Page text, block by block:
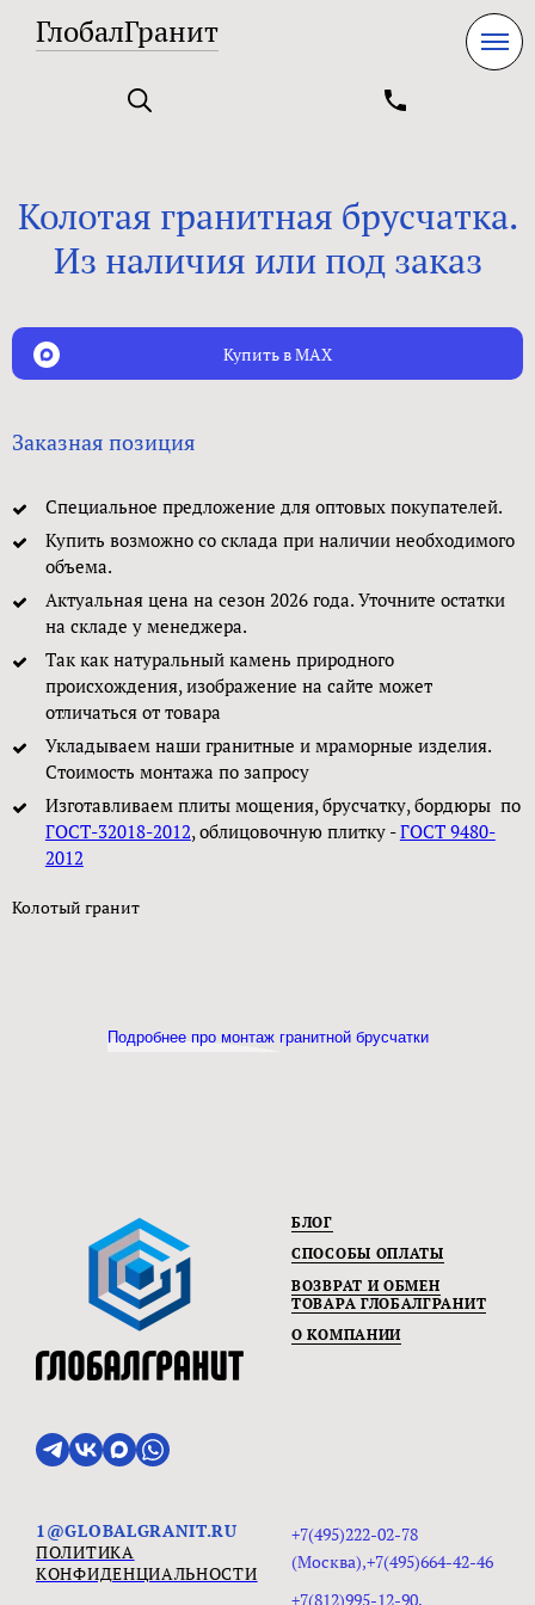
ГлобалГранит
Колотая гранитная брусчатка.
Из наличия или под заказ
Купить в MAX
Заказная позиция
Специальное предложение для оптовых покупателей.
Купить возможно со склада при наличии необходимого
объема.
Актуальная цена на сезон 2026 года. Уточните остатки
на складе у менеджера.
Так как натуральный камень природного
происхождения, изображение на сайте может
отличаться от товара
Укладываем наши гранитные и мраморные изделия.
Стоимость монтажа по запросу
Изготавливаем плиты мощения, брусчатку, бордюры по
ГОСТ-32018-2012, облицовочную плитку -ГОСТ 9480-
2012
Колотый гранит
Подробнее про монтаж гранитной брусчатки
БЛОГ
СПОСОБЫ ОПЛАТЫ
ВОЗВРАТ И ОБМЕН
ТОВАРА ГЛОБАЛГРАНИТ
О КОМПАНИИ
1@GLOBALGRANIT.RU
ПОЛИТИКА
КОНФИДЕНЦИАЛЬНОСТИ
+7(495)222-02-78
(Москва),+7(495)664-42-46
+7(812)995-12-90,